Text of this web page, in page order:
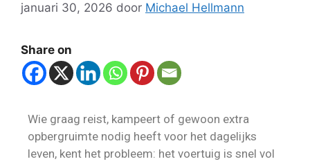
januari 30, 2026 door Michael Hellmann
Share on
Wie graag reist, kampeert of gewoon extra
opbergruimte nodig heeft voor het dagelijks
leven, kent het probleem: het voertuig is snel vol